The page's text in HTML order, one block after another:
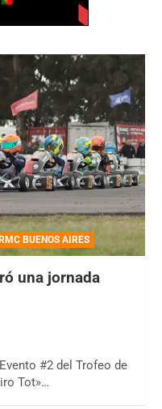
RMC BUENOS AIRES
una jornada
#2 del Trofeo de
Tot»…